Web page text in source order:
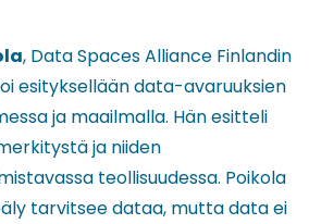
, Data Spaces Alliance Finlandin
esityksellään data-avaruuksien
ja maailmalla. Hän esitteli
ja niiden
teollisuudessa. Poikola
tarvitsee dataa, mutta data ei